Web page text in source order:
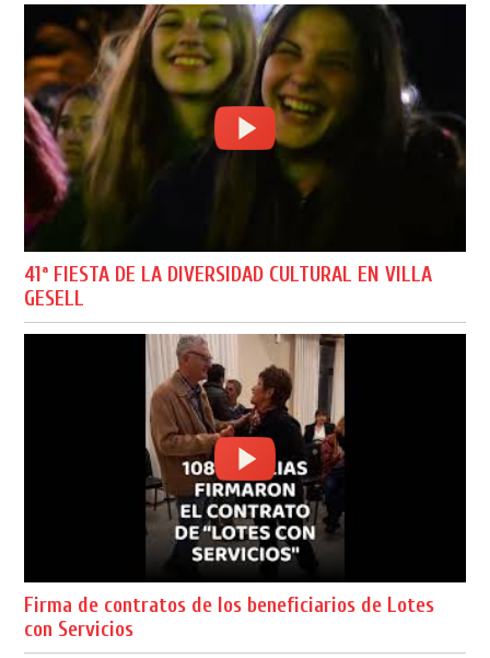
41ª FIESTA DE LA DIVERSIDAD CULTURAL EN VILLA
GESELL
Firma de contratos de los beneficiarios de Lotes
con Servicios